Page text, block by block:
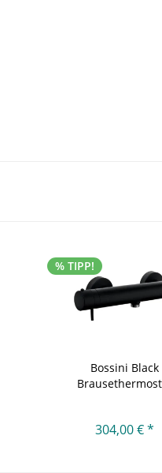
% TIPP!
Bossini Black
304,00 € *